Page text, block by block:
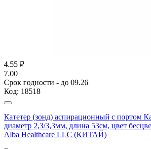
4.55 ₽
7.00
Срок годности - до 09.26
Код: 18518
Катетер (зонд) аспирационный с портом
диаметр 2,3/3,3мм, длина 53см, цвет
Alba Healthcare LLC (КИТАЙ)